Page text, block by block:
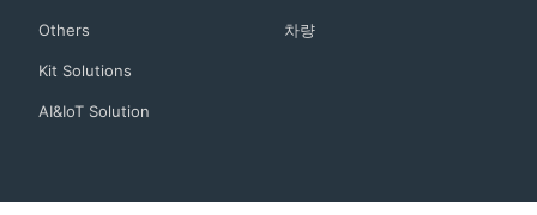
Others
Kit Solutions
AI&IoT Solution
차량